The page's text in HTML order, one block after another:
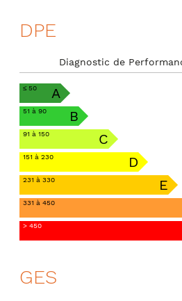
DPE
Diagnostic de
≤ 50 A
51 à 90 B
91 à 150 C
151 à 230 D
231 à 330 E
331 à 450
> 450
GES